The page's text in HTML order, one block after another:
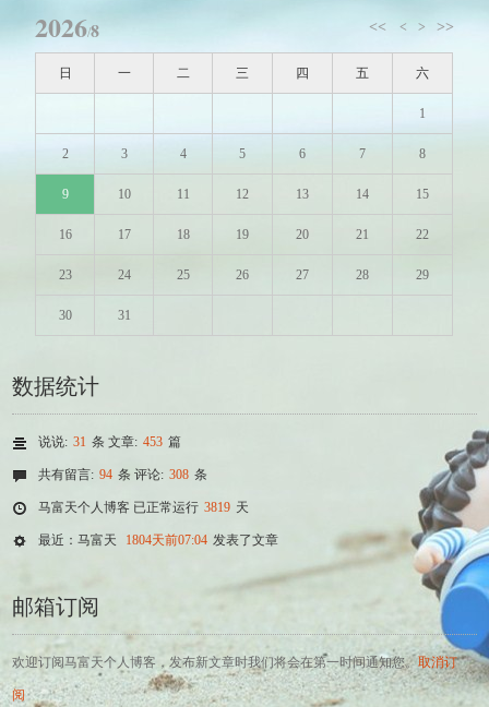
2026/8 >>
>
<
<<
日 一 二 三 四 五 六
1
2 3 4 5 6 7 8
9 10 11 12 13 14 15
16 17 18 19 20 21 22
23 24 25 26 27 28 29
30 31
数据统计
说说: 31 条 文章: 453 篇
共有留言: 94 条 评论: 308 条
马富天个人博客 已正常运行 3819 天
最近：马富天 1804天前07:04 发表了文章
邮箱订阅
欢迎订阅马富天个人博客，发布新文章时我们将会在第一时间通知您。取消订
阅